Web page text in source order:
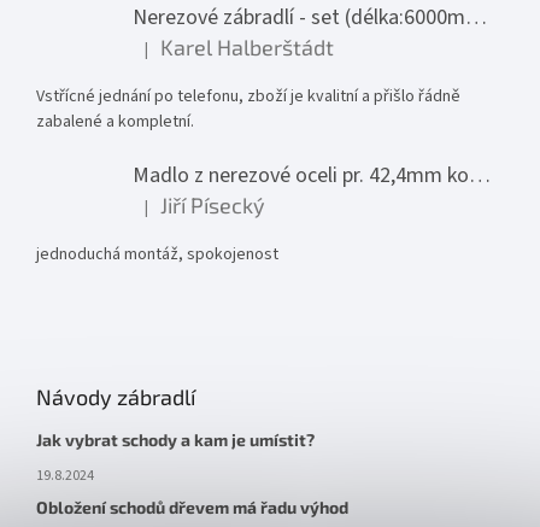
Nerezové zábradlí - set (délka:6000mm x výška:1000mm)
Hodnocení produktu je 5 z 5 hvězdiček.
| Karel Halberštádt
Vstřícné jednání po telefonu, zboží je kvalitní a přišlo řádně
zabalené a kompletní.
Madlo z nerezové oceli pr. 42,4mm komplet - model 0116 - 3000mm
Hodnocení produktu je 5 z 5 hvězdiček.
| Jiří Písecký
jednoduchá montáž, spokojenost
Návody zábradlí
Jak vybrat schody a kam je umístit?
19.8.2024
Obložení schodů dřevem má řadu výhod